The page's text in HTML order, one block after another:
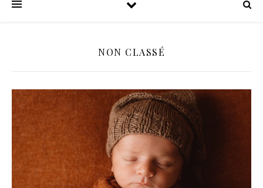
NON CLASSÉ